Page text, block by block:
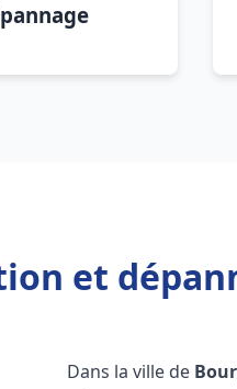
et
Dans la ville de